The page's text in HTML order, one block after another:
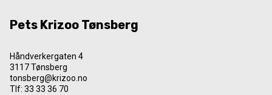
Pets Krizoo Tønsberg
Håndverkergaten 4
3117 Tønsberg
tonsberg@krizoo.no
Tlf: 33 33 36 70